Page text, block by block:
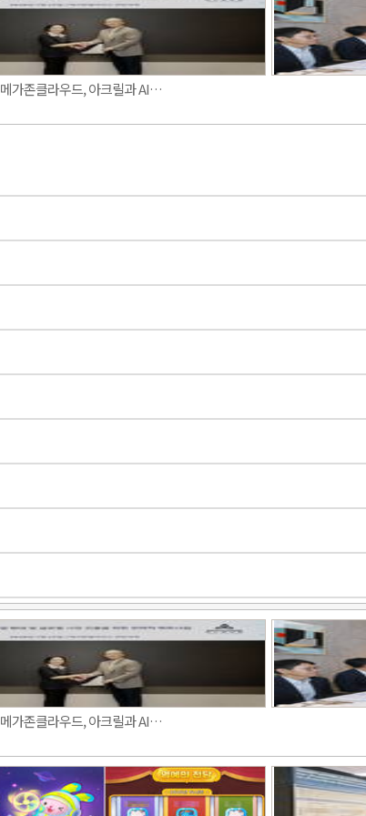
메가존클라우드, 아크릴과 AI…
메가존클라우드, 아크릴과 AI…